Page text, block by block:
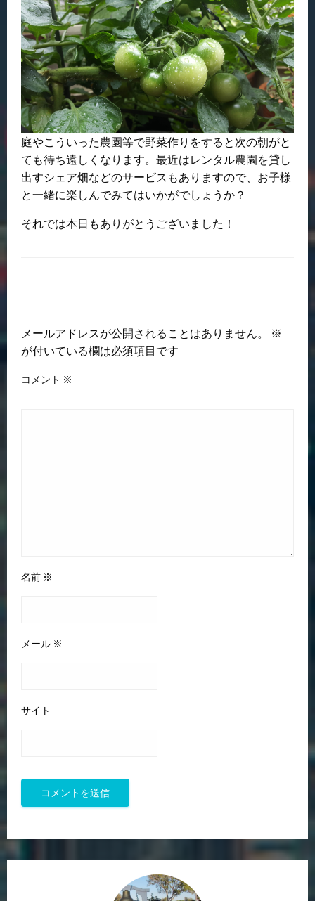
庭やこういった農園等で野菜作りをすると次の朝がと
ても待ち遠しくなります。最近はレンタル農園を貸し
出すシェア畑などのサービスもありますので、お子様
と一緒に楽しんでみてはいかがでしょうか？
それでは本日もありがとうございました！
メールアドレスが公開されることはありません。
※
が付いている欄は必須項目です
コメント ※
名前 ※
メール ※
サイト